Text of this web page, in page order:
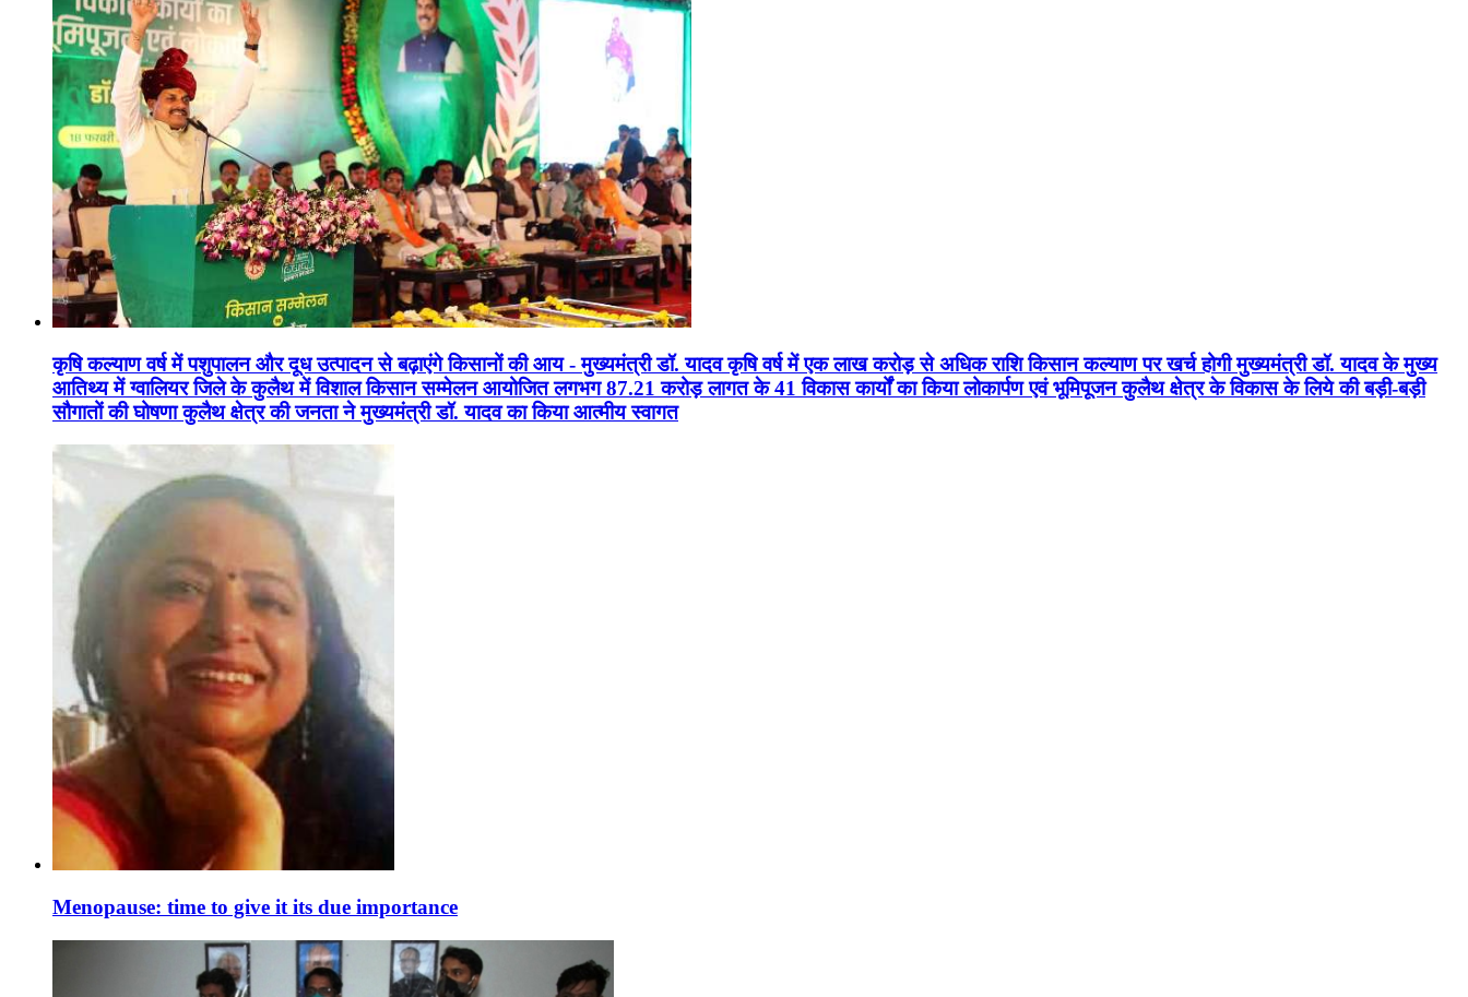
कृषि कल्याण वर्ष में पशुपालन और दूध उत्पादन से बढ़ाएंगे किसानों की आय - मुख्यमंत्री डॉ. यादव कृषि वर्ष में एक लाख करोड़ से अधिक राशि किसान कल्याण पर खर्च होगी मुख्यमंत्री डॉ. यादव के मुख्य
आतिथ्य में ग्वालियर जिले के कुलैथ में विशाल किसान सम्मेलन आयोजित लगभग 87.21 करोड़ लागत के 41 विकास कार्यों का किया लोकार्पण एवं भूमिपूजन कुलैथ क्षेत्र के विकास के लिये की बड़ी-बड़ी
सौगातों की घोषणा कुलैथ क्षेत्र की जनता ने मुख्यमंत्री डॉ. यादव का किया आत्मीय स्वागत
Menopause: time to give it its due importance